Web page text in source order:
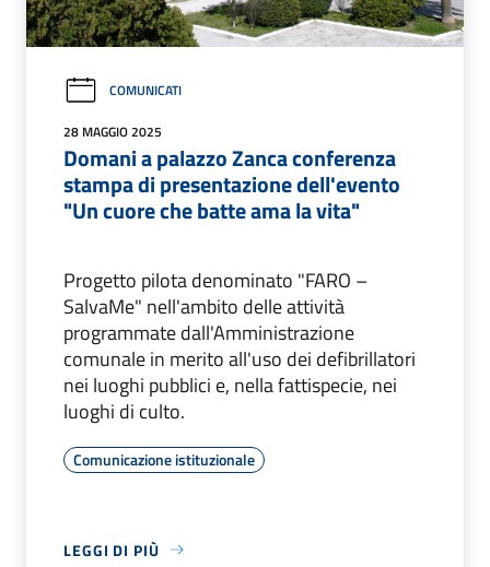
COMUNICATI
28 MAGGIO 2025
Domani a palazzo Zanca conferenza
stampa di presentazione dell'evento
"Un cuore che batte ama la vita"
Progetto pilota denominato "FARO –
SalvaMe" nell'ambito delle attività
programmate dall'Amministrazione
comunale in merito all'uso dei defibrillatori
nei luoghi pubblici e, nella fattispecie, nei
luoghi di culto.
Comunicazione istituzionale
LEGGI DI PIÙ